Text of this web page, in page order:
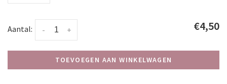
Aantal: +
- €4,50
TOEVOEGEN AAN WINKELWAGEN